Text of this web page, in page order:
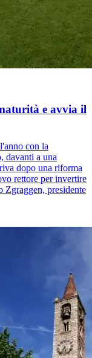
e avvia il
con la
davanti a una
dopo una riforma
rettore per invertire
presidente